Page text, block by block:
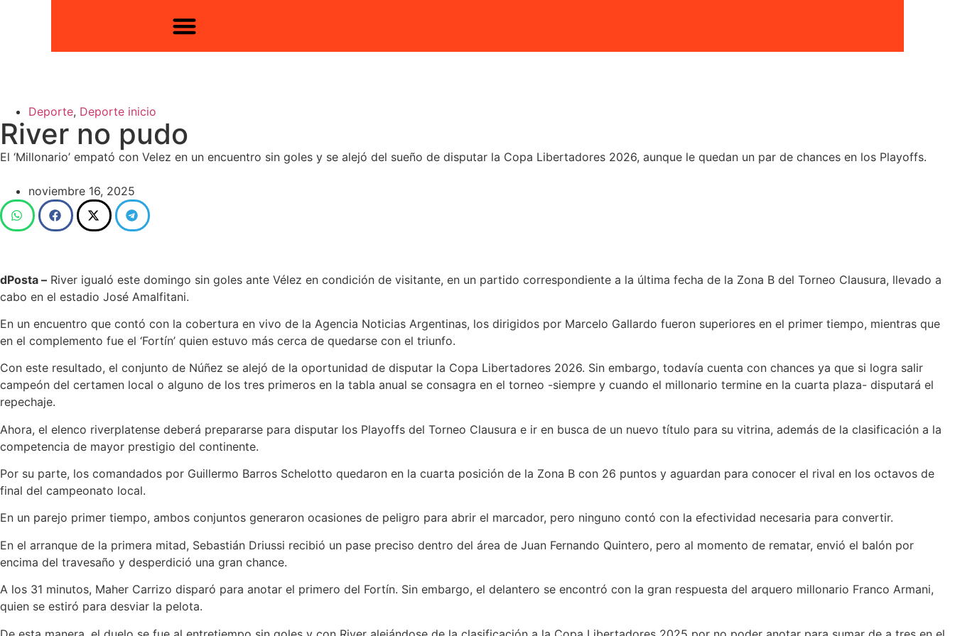
Deporte, Deporte inicio
River no pudo
El ‘Millonario’ empató con Velez en un encuentro sin goles y se alejó del sueño de disputar la Copa Libertadores 2026, aunque le quedan un par de chances en los Playoffs.
noviembre 16, 2025
dPosta – River igualó este domingo sin goles ante Vélez en condición de visitante, en un partido correspondiente a la última fecha de la Zona B del Torneo Clausura, llevado a
cabo en el estadio José Amalfitani.
En un encuentro que contó con la cobertura en vivo de la Agencia Noticias Argentinas, los dirigidos por Marcelo Gallardo fueron superiores en el primer tiempo, mientras que
en el complemento fue el ‘Fortín’ quien estuvo más cerca de quedarse con el triunfo.
Con este resultado, el conjunto de Núñez se alejó de la oportunidad de disputar la Copa Libertadores 2026. Sin embargo, todavía cuenta con chances ya que si logra salir
campeón del certamen local o alguno de los tres primeros en la tabla anual se consagra en el torneo -siempre y cuando el millonario termine en la cuarta plaza- disputará el
repechaje.
Ahora, el elenco riverplatense deberá prepararse para disputar los Playoffs del Torneo Clausura e ir en busca de un nuevo título para su vitrina, además de la clasificación a la
competencia de mayor prestigio del continente.
Por su parte, los comandados por Guillermo Barros Schelotto quedaron en la cuarta posición de la Zona B con 26 puntos y aguardan para conocer el rival en los octavos de
final del campeonato local.
En un parejo primer tiempo, ambos conjuntos generaron ocasiones de peligro para abrir el marcador, pero ninguno contó con la efectividad necesaria para convertir.
En el arranque de la primera mitad, Sebastián Driussi recibió un pase preciso dentro del área de Juan Fernando Quintero, pero al momento de rematar, envió el balón por
encima del travesaño y desperdició una gran chance.
A los 31 minutos, Maher Carrizo disparó para anotar el primero del Fortín. Sin embargo, el delantero se encontró con la gran respuesta del arquero millonario Franco Armani,
quien se estiró para desviar la pelota.